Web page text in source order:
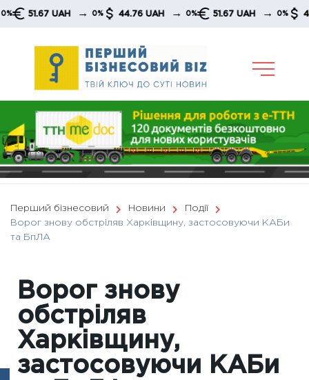
Skip
51.67 UAH → 0% 44.76 UAH → 0% 51.67 UAH → 0% 44.76
Перший бізнесовий Новини
Події
Ворог знову обстріляв Харківщину, застосовуючи КАБи
та БпЛА
Ворог знову
обстріляв
Харківщину,
застосовуючи КАБи